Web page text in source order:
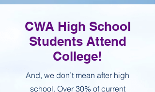
CWA High School
Students Attend
College!
And, we don’t mean after high
school. Over 30% of current